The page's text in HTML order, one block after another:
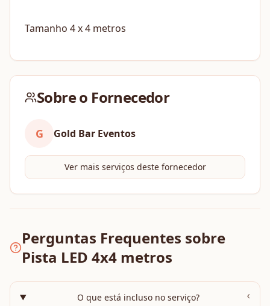
Tamanho 4 x 4 metros
Sobre o Fornecedor
G Gold Bar Eventos
Ver mais serviços deste fornecedor
Perguntas Frequentes sobre
Pista LED 4x4 metros
O que está incluso no serviço? ›